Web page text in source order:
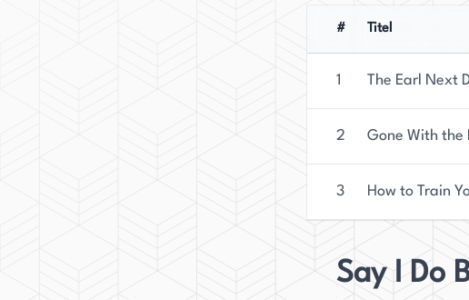
# Titel
1 The Earl Next
2 Gone With the
3 How to Train
Say I Do